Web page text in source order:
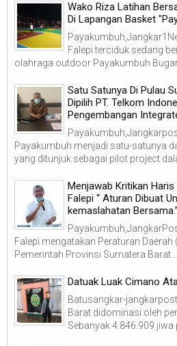
Wako Riza Latihan
Di Lapangan Basket
Falepi terciduk sedang
olahraga outdoor Payakumbuh Bugar
Satu Satunya Di Pulau
Dipilih PT. Telkom
Pengembangan
Payakumbuh menjadi satu-satunya
yang ditunjuk sebagai pilot project
Menjawab Kritikan
Falepi “ Aturan Dibuat
kemaslahatan Bersama.”
Falepi mengatakan Peraturan
Pemerintah Provinsi Sumatera Barat...
Datuak Luak Cimano
Batusangkar-
Barat didominasi oleh
Sebanyak 4.846.909 jiwa